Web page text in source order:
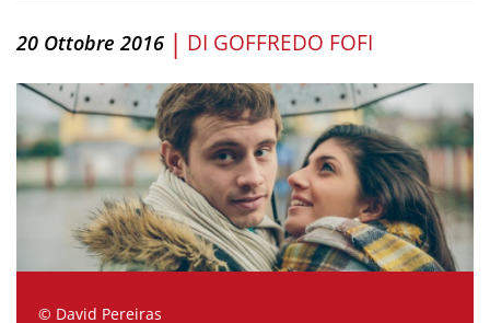
20 Ottobre 2016 | DI GOFFREDO FOFI
© David Pereiras